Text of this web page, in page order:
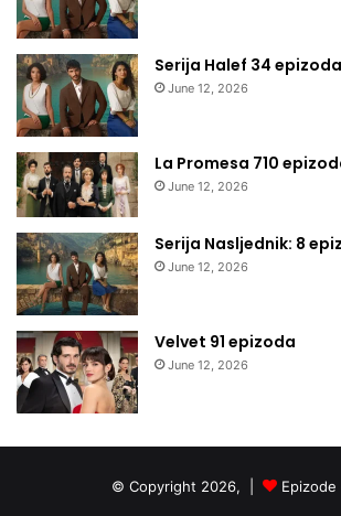
Serija Halef 34 epizoda
June 12, 2026
La Promesa 710
June 12, 2026
Serija Nasljednik: 8
June 12, 2026
Velvet 91 epizoda
June 12, 2026
© Copyright 2026, | Epizode